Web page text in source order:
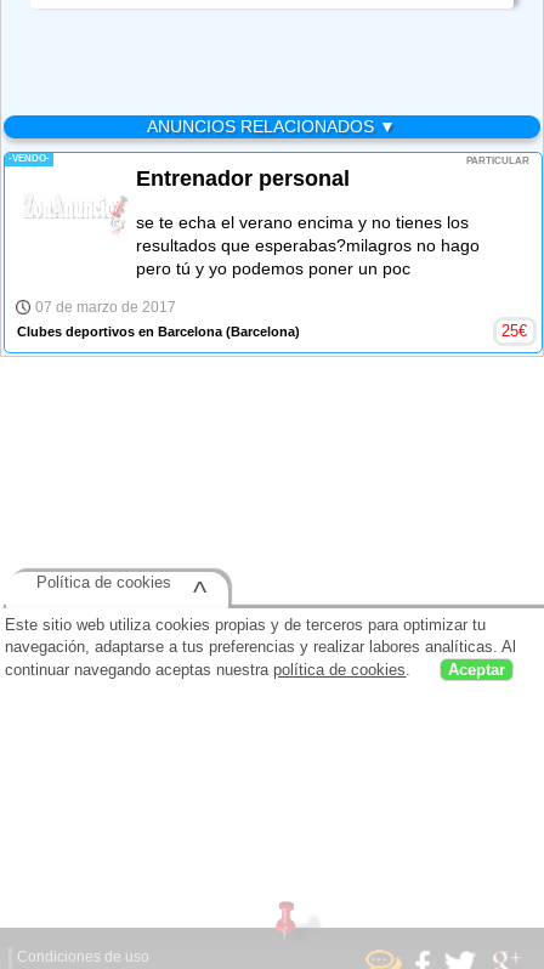
ANUNCIOS RELACIONADOS ▼
-VENDO- PARTICULAR
Entrenador personal
se te echa el verano encima y no tienes los
resultados que esperabas?milagros no hago
pero tú y yo podemos poner un poc
07 de marzo de 2017
Clubes deportivos en Barcelona (Barcelona) 25€
Condiciones de uso
Este sitio web utiliza cookies propias y de terceros para optimizar tu
navegación, adaptarse a tus preferencias y realizar labores analíticas. Al
continuar navegando aceptas nuestrapolítica de cookies Aceptar
Política de cookies ^